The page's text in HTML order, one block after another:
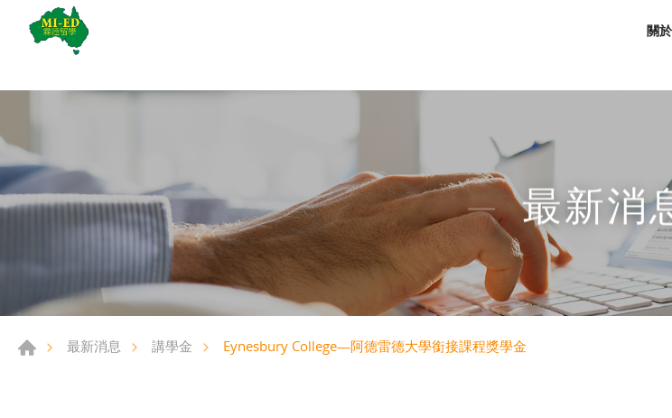
關
最新消
最新消息 講學金 Eynesbury College—阿德雷德大學銜接課程獎學金